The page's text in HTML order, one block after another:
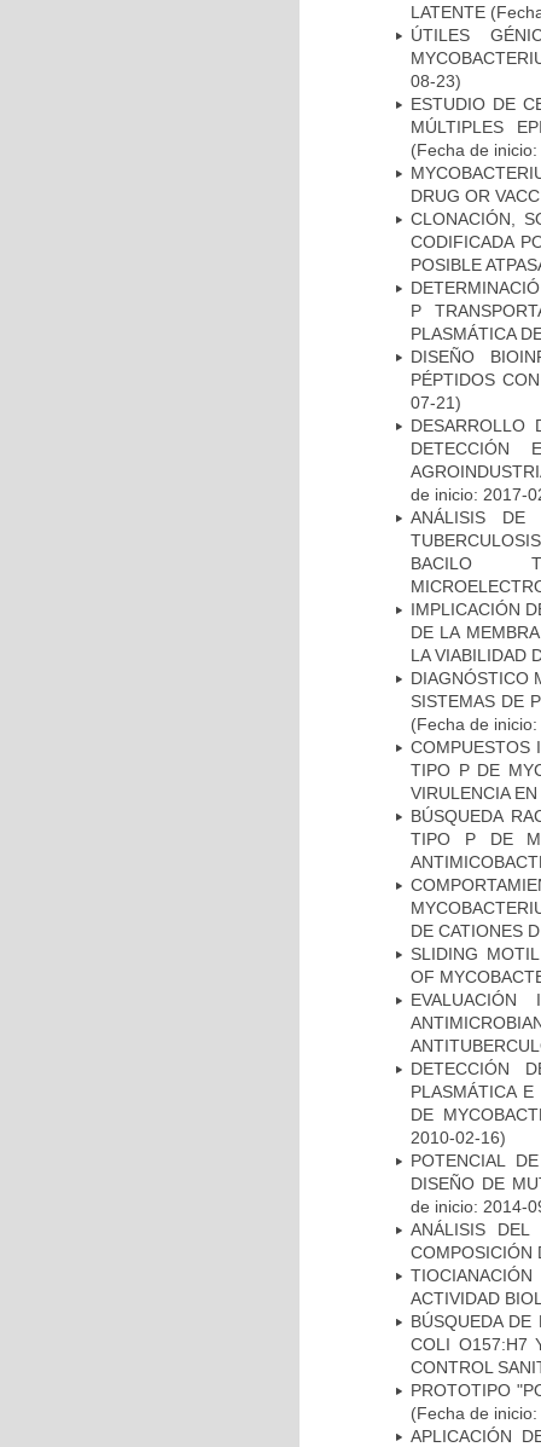
LATENTE
ÚTILES
08-23)
ESTUDIO DE
MÚLTIPLES
(Fecha de
DRUG OR
CLONACIÓN,
CODIFICADA
POSIBLE
P
PLASMÁTICA
DISEÑO
PÉPTIDOS
07-21)
DESARROLLO
DETECCIÓN
de inicio: 2017-
ANÁLISIS DE
BACILO
IMPLICACIÓN
DE LA
LA VIABILIDAD
DIAGNÓSTICO
SISTEMAS DE
(Fecha de
COMPUESTOS
TIPO P DE
VIRULENCIA
BÚSQUEDA
TIPO P DE
DE CATIONES
SLIDING
OF
DETECCIÓN
PLASMÁTICA
DE
2010-02-16)
POTENCIAL
DISEÑO DE
de inicio: 2014-
ANÁLISIS DEL
COMPOSICIÓN
ACTIVIDAD
BÚSQUEDA DE
COLI O157:H7
CONTROL
PROTOTIPO
(Fecha de
APLICACIÓN